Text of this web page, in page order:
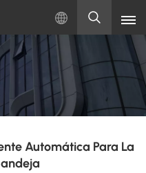
Español
Automática Para La